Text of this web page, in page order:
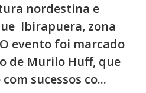
nordestina e
Ibirapuera, zona
evento foi marcado
de Murilo Huff, que
sucessos co...